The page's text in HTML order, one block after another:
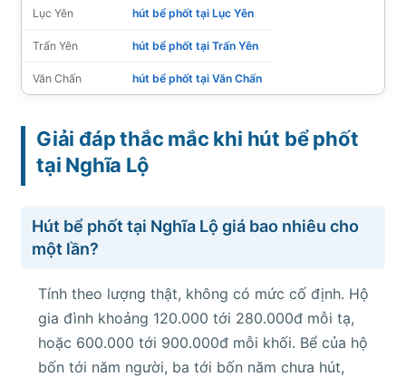
Lục Yên hút bể phốt tại Lục Yên
Trấn Yên hút bể phốt tại Trấn Yên
Văn Chấn hút bể phốt tại Văn Chấn
Giải đáp thắc mắc khi hút bể phốt
tại Nghĩa Lộ
Hút bể phốt tại Nghĩa Lộ giá bao nhiêu cho
một lần?
Tính theo lượng thật, không có mức cố định. Hộ
gia đình khoảng 120.000 tới 280.000đ mỗi tạ,
hoặc 600.000 tới 900.000đ mỗi khối. Bể của hộ
bốn tới năm người, ba tới bốn năm chưa hút,